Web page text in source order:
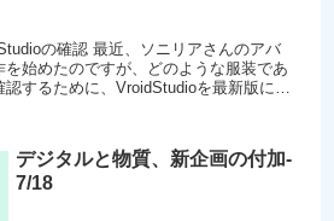
ソニリアさんのアバ
始めたのですが、どのような服装であ
するために、VroidStudioを最新版に更
デジタルと物質、新企画の付加-
7/18